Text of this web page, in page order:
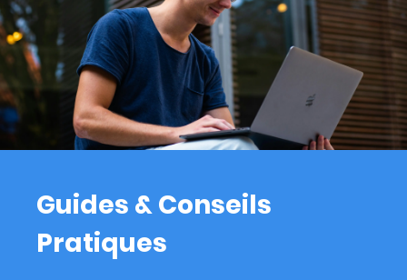
Guides & Conseils
Pratiques